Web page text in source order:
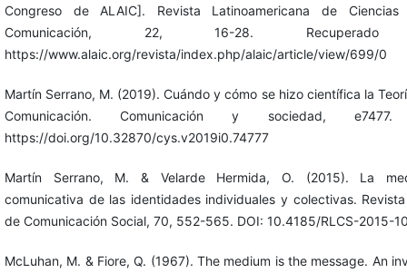
Congreso de ALAIC]. Revista Latinoamericana de
Comunicación, 22, 16-28.
https://www.alaic.org/revista/index.php/alaic/article/view/699/0
Martín Serrano, M. (2019). Cuándo y cómo se hizo científica la
Comunicación. Comunicación y sociedad,
https://doi.org/10.32870/cys.v2019i0.74777
Martín Serrano, M. & Velarde Hermida, O. (2015). La
comunicativa de las identidades individuales y colectivas.
de Comunicación Social, 70, 552-565. DOI: 10.4185/RLCS-2015-
McLuhan, M. & Fiore, Q. (1967). The medium is the message. An